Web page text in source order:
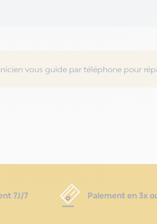
vous guide par téléphone pour
7J/7 Paiement en 3x